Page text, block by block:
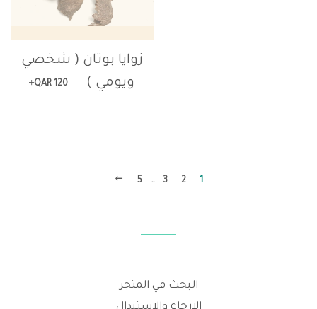
زوايا بوتان ( شخصي
ويومي )
— السعر العادي
QAR 120
1
2
3
…
5
البحث في المتجر